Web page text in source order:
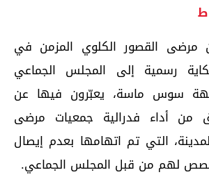
القصور الكلوي المزمن في
رسمية إلى المجلس الجماعي
جهة سوس ماسة، يعبّرون فيها عن
من أداء فدرالية جمعيات مرضى
التي تم اتهامها بعدم إيصال
لهم من قبل المجلس الجماعي.